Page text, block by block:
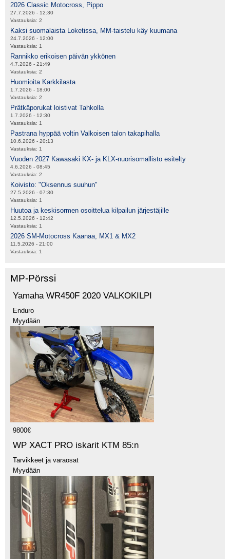
2026 Classic Motocross, Pippo
27.7.2026 - 12:30
Vastauksia: 2
Kaksi suomalaista Loketissa, MM-taistelu käy kuumana
24.7.2026 - 12:00
Vastauksia: 1
Rannikko erikoisen päivän ykkönen
4.7.2026 - 21:49
Vastauksia: 2
Huomioita Karkkilasta
1.7.2026 - 18:00
Vastauksia: 2
Prätkäporukat loistivat Tahkolla
1.7.2026 - 12:30
Vastauksia: 1
Pastrana hyppää voltin Valkoisen talon takapihalla
10.6.2026 - 20:13
Vastauksia: 1
Vuoden 2027 Kawasaki KX- ja KLX-nuorisomallisto esitelty
4.6.2026 - 08:45
Vastauksia: 2
Koivisto: "Oksennus suuhun"
27.5.2026 - 07:30
Vastauksia: 1
Huutoa ja keskisormen osoittelua kilpailun järjestäjille
12.5.2026 - 12:42
Vastauksia: 1
2026 SM-Motocross Kaanaa, MX1 & MX2
11.5.2026 - 21:00
Vastauksia: 1
MP-Pörssi
Yamaha WR450F 2020 VALKOKILPI
Enduro
Myydään
9800€
WP XACT PRO iskarit KTM 85:n
Tarvikkeet ja varaosat
Myydään